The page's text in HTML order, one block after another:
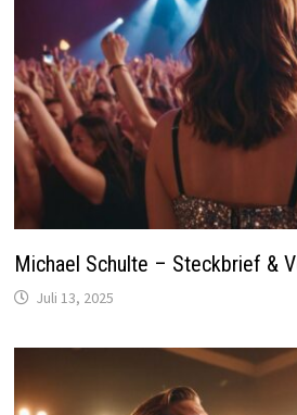
Michael Schulte – Steckbrief &
Juli 13, 2025